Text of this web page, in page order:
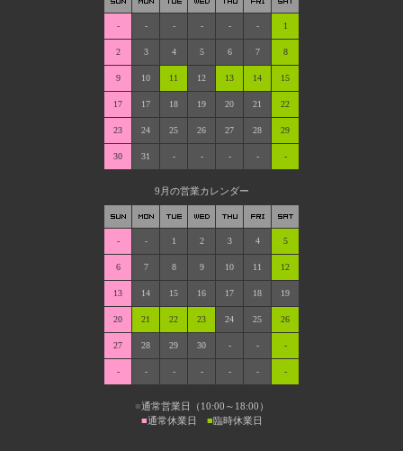
- - - - - - 1
2 3 4 5 6 7 8
9 10 11 12 13 14 15
17 17 18 19 20 21 22
23 24 25 26 27 28 29
30 31 - - - - -
9月の営業カレンダー
- - 1 2 3 4 5
6 7 8 9 10 11 12
13 14 15 16 17 18 19
20 21 22 23 24 25 26
27 28 29 30 - - -
- - - - - - -
■通常営業日（10:00～18:00）
■通常休業日 ■臨時休業日